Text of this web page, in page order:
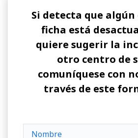
Si detecta que
ficha está
quiere sugerir la
otro centro de
comuníquese con
través de este